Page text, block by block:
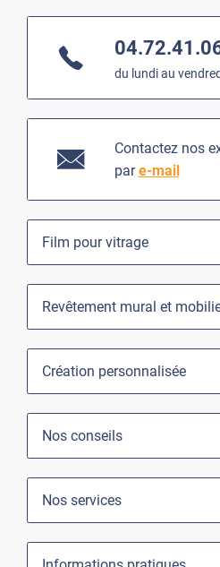
du lundi au
Contactez nos
pare-mail
Film pour vitrage
Revêtement mural et
Création personnalisée
Nos conseils
Nos services